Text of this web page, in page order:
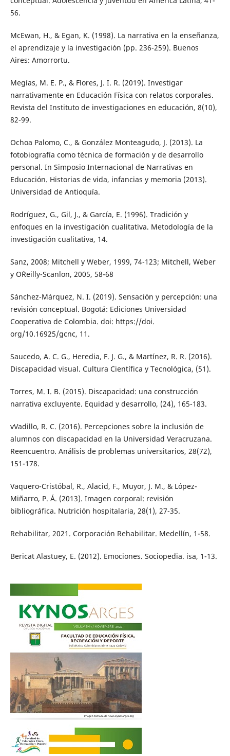
56.
McEwan, H., & Egan, K. (1998). La narrativa en la enseñanza,
el aprendizaje y la investigación (pp. 236-259). Buenos
Aires: Amorrortu.
Megías, M. E. P., & Flores, J. I. R. (2019). Investigar
narrativamente en Educación Física con relatos corporales.
Revista del Instituto de investigaciones en educación, 8(10),
82-99.
Ochoa Palomo, C., & González Monteagudo, J. (2013). La
fotobiografía como técnica de formación y de desarrollo
personal. In Simposio Internacional de Narrativas en
Educación. Historias de vida, infancias y memoria (2013).
Universidad de Antioquía.
Rodríguez, G., Gil, J., & García, E. (1996). Tradición y
enfoques en la investigación cualitativa. Metodología de la
investigación cualitativa, 14.
Sanz, 2008; Mitchell y Weber, 1999, 74-123; Mitchell, Weber
y O´Reilly-Scanlon, 2005, 58-68
Sánchez-Márquez, N. I. (2019). Sensación y percepción: una
revisión conceptual. Bogotá: Ediciones Universidad
Cooperativa de Colombia. doi: https://doi.
org/10.16925/gcnc, 11.
Saucedo, A. C. G., Heredia, F. J. G., & Martínez, R. R. (2016).
Discapacidad visual. Cultura Científica y Tecnológica, (51).
Torres, M. I. B. (2015). Discapacidad: una construcción
narrativa excluyente. Equidad y desarrollo, (24), 165-183.
vVadillo, R. C. (2016). Percepciones sobre la inclusión de
alumnos con discapacidad en la Universidad Veracruzana.
Reencuentro. Análisis de problemas universitarios, 28(72),
151-178.
Vaquero-Cristóbal, R., Alacid, F., Muyor, J. M., & López-
Miñarro, P. Á. (2013). Imagen corporal: revisión
bibliográfica. Nutrición hospitalaria, 28(1), 27-35.
Rehabilitar, 2021. Corporación Rehabilitar. Medellín, 1-58.
Bericat Alastuey, E. (2012). Emociones. Sociopedia. isa, 1-13.